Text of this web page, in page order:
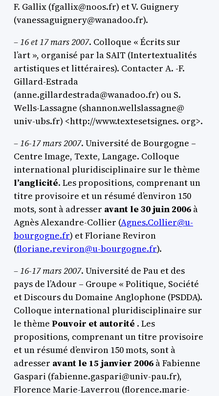
F. Gallix (fgallix@noos.fr) et V. Guignery
(vanessaguignery@wanadoo.fr).
– 16 et 17 mars 2007. Colloque « Écrits sur
l’art », organisé par la SAIT (Intertextualités
artistiques et littéraires). Contacter A. -F.
Gillard-Estrada
(anne.gillardestrada@wanadoo.fr) ou S.
Wells-Lassagne (shannon.wellslassagne@
univ-ubs.fr) <http://www.textesetsignes. org>.
– 16-17 mars 2007. Université de Bourgogne –
Centre Image, Texte, Langage. Colloque
international pluridisciplinaire sur le thème
l’anglicité. Les propositions, comprenant un
titre provisoire et un résumé d’environ 150
mots, sont à adresser avant le 30 juin 2006 à
Agnès Alexandre-Collier (Agnes.Collier@u-
bourgogne.fr) et Floriane Reviron
(floriane.reviron@u-bourgogne.fr).
– 16-17 mars 2007. Université de Pau et des
pays de l’Adour – Groupe « Politique, Société
et Discours du Domaine Anglophone (PSDDA).
Colloque international pluridisciplinaire sur
le thème Pouvoir et autorité . Les
propositions, comprenant un titre provisoire
et un résumé d’environ 150 mots, sont à
adresser avant le 15 janvier 2006 à Fabienne
Gaspari (fabienne.gaspari@univ-pau.fr),
Florence Marie-Laverrou (florence.marie-